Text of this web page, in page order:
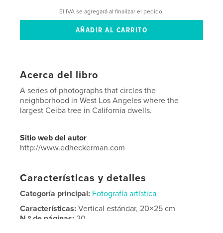
El IVA se agregará al finalizar el pedido.
Acerca del libro
A series of photographs that circles the
neighborhood in West Los Angeles where the
largest Ceiba tree in California dwells.
Sitio web del autor
http://www.edheckerman.com
Características y detalles
Categoría principal: Fotografía artística
Características:Vertical estándar, 20×25 cm
N.º de páginas: 20